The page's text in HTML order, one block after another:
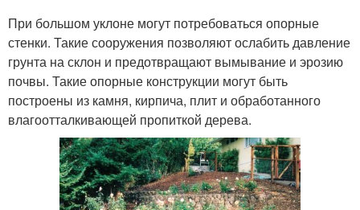
При большом уклоне могут потребоваться опорные
стенки. Такие сооружения позволяют ослабить давление
грунта на склон и предотвращают вымывание и эрозию
почвы. Такие опорные конструкции могут быть
построены из камня, кирпича, плит и обработанного
влагоотталкивающей пропиткой дерева.